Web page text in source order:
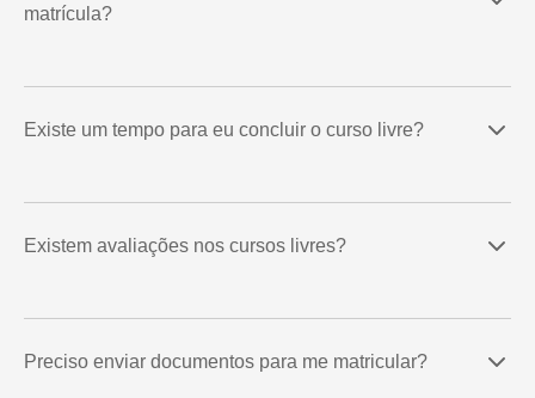
matrícula?
Existe um tempo para eu concluir o curso livre?
Existem avaliações nos cursos livres?
Preciso enviar documentos para me matricular?